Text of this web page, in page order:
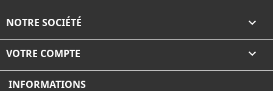
NOTRE SOCIÉTÉ 
VOTRE COMPTE 
INFORMATIONS